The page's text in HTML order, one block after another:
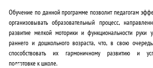
Обучение по данной программе позволит педагогам
организовывать образовательный процесс,
развитие мелкой моторики и функциональности руки
раннего и дошкольного возраста, что, в свою
способствовать их гармоничному развитию и
подготовке к школе.